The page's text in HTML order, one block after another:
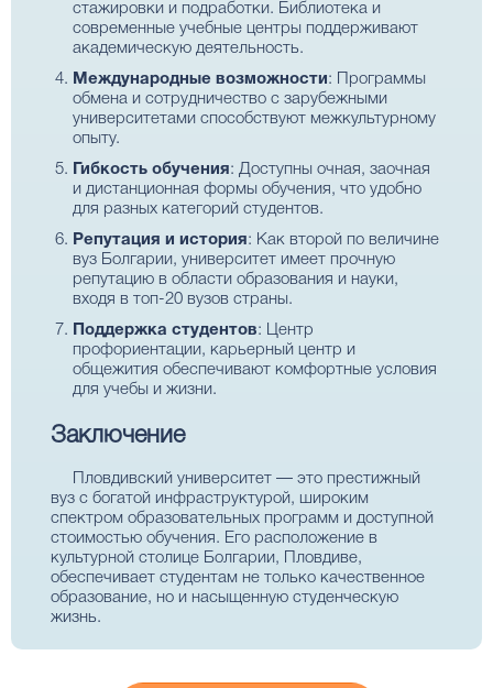
стажировки и подработки. Библиотека и
современные учебные центры поддерживают
академическую деятельность.
Международные возможности: Программы
обмена и сотрудничество с зарубежными
университетами способствуют межкультурному
опыту.
Гибкость обучения: Доступны очная, заочная
и дистанционная формы обучения, что удобно
для разных категорий студентов.
Репутация и история: Как второй по величине
вуз Болгарии, университет имеет прочную
репутацию в области образования и науки,
входя в топ-20 вузов страны.
Поддержка студентов: Центр
профориентации, карьерный центр и
общежития обеспечивают комфортные условия
для учебы и жизни.
Заключение
Пловдивский университет — это престижный
вуз с богатой инфраструктурой, широким
спектром образовательных программ и доступной
стоимостью обучения. Его расположение в
культурной столице Болгарии, Пловдиве,
обеспечивает студентам не только качественное
образование, но и насыщенную студенческую
жизнь.